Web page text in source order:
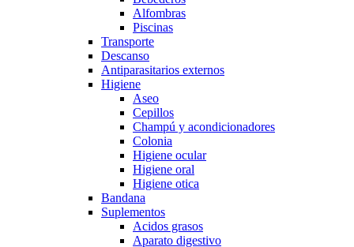
Alfombras
Piscinas
Transporte
Descanso
Antiparasitarios externos
Higiene
Aseo
Cepillos
Champú y acondicionadores
Colonia
Higiene ocular
Higiene oral
Higiene otica
Bandana
Suplementos
Acidos grasos
Aparato digestivo